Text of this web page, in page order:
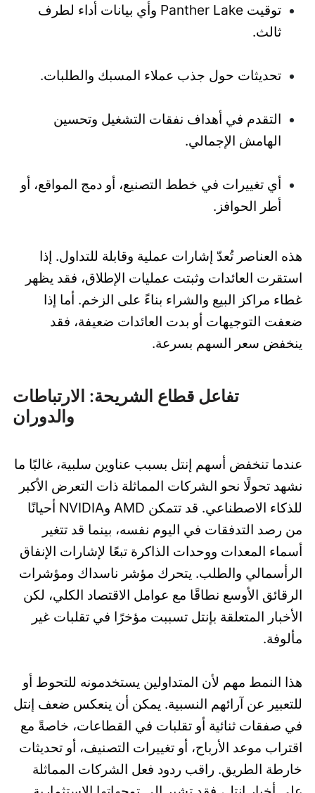
توقيت Panther Lake وأي بيانات أداء لطرف
ثالث.
تحديثات حول جذب عملاء المسبك والطلبات.
التقدم في أهداف نفقات التشغيل وتحسين
الهامش الإجمالي.
أي تغييرات في خطط التصنيع، أو دمج المواقع، أو
أطر الحوافز.
هذه العناصر تُعدّ إشارات عملية وقابلة للتداول. إذا
استقرت العائدات وثبتت عمليات الإطلاق، فقد يظهر
غطاء مراكز البيع والشراء بناءً على الزخم. أما إذا
ضعفت التوجيهات أو بدت العائدات ضعيفة، فقد
ينخفض سعر السهم بسرعة.
تفاعل قطاع الشريحة: الارتباطات
والدوران
عندما تنخفض أسهم إنتل بسبب عناوين سلبية، غالبًا ما
نشهد تحولًا نحو الشركات المماثلة ذات التعرض الأكبر
للذكاء الاصطناعي. قد تتمكن AMD وNVIDIA أحيانًا
من رصد التدفقات في اليوم نفسه، بينما قد تتغير
أسماء المعدات ووحدات الذاكرة تبعًا لإشارات الإنفاق
الرأسمالي والطلب. يتحرك مؤشر ناسداك ومؤشرات
الرقائق الأوسع نطاقًا مع عوامل الاقتصاد الكلي، لكن
الأخبار المتعلقة بإنتل تسببت مؤخرًا في تقلبات غير
مألوفة.
هذا النمط مهم لأن المتداولين يستخدمونه للتحوط أو
للتعبير عن آرائهم النسبية. يمكن أن ينعكس ضعف إنتل
في صفقات ثنائية أو تقلبات في القطاعات، خاصةً مع
اقتراب موعد الأرباح، أو تغييرات التصنيف، أو تحديثات
خارطة الطريق. راقب ردود فعل الشركات المماثلة